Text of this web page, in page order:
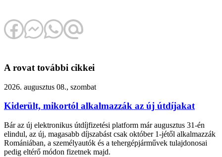
A rovat további cikkei
2026. augusztus 08., szombat
Kiderült, mikortól alkalmazzák az új útdíjakat
Bár az új elektronikus útdíjfizetési platform már augusztus 31-én
elindul, az új, magasabb díjszabást csak október 1-jétől alkalmazzák
Romániában, a személyautók és a tehergépjárművek tulajdonosai
pedig eltérő módon fizetnek majd.